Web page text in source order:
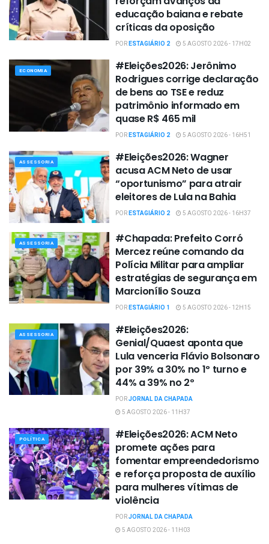
educação baiana e rebate
críticas da oposição
PORESTAGIÁRIO 2 5 AGOSTO 2026 - 17H02
ECONOMIA
#Eleições2026: Jerônimo
Rodrigues corrige declaração
de bens ao TSE e reduz
patrimônio informado em
quase R$ 465 mil
PORESTAGIÁRIO 2 5 AGOSTO 2026 - 16H51
ASSESSORIA
#Eleições2026: Wagner
acusa ACM Neto de usar
“oportunismo” para atrair
eleitores de Lula na Bahia
PORESTAGIÁRIO 2 5 AGOSTO 2026 - 16H37
ASSESSORIA
#Chapada: Prefeito Corró
Mercez reúne comando da
Polícia Militar para ampliar
estratégias de segurança em
Marcionílio Souza
PORESTAGIÁRIO 1 5 AGOSTO 2026 - 12H15
ASSESSORIA
#Eleições2026:
Genial/Quaest aponta que
Lula venceria Flávio Bolsonaro
por 39% a 30% no 1º turno e
44% a 39% no 2º
PORJORNAL DA CHAPADA
5 AGOSTO 2026 - 11H37
POLÍTICA
#Eleições2026: ACM Neto
promete ações para
fomentar empreendedorismo
e reforça proposta de auxílio
para mulheres vítimas de
violência
PORJORNAL DA CHAPADA
5 AGOSTO 2026 - 11H03